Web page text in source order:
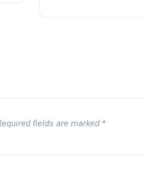
fields are marked *